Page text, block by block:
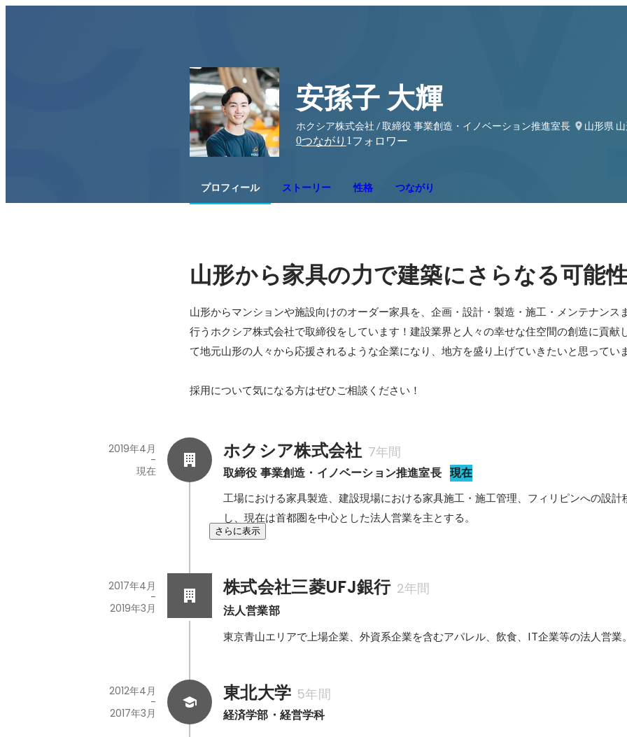
安孫子 大輝
ホクシア株式会社 / 取締役 事業創造・イノベーション推進室長
山形県
0つながり 1 フォロワー
プロフィール ストーリー 性格 つながり
山形から家具の力で建築にさらなる可能
山形からマンションや施設向けのオーダー家具を、企画・設計・製造・施工・メンテナンス
行うホクシア株式会社で取締役をしています！建設業界と人々の幸せな住空間の創造に貢献
て地元山形の人々から応援されるような企業になり、地方を盛り上げていきたいと思ってい
採用について気になる方はぜひご相談ください！
ホクシア株式会社 7年間
取締役 事業創造・イノベーション推進室長 現在
2019年4月
-
現在
工場における家具製造、建設現場における家具施工・施工管理、フィリピンへの設計
し、現在は首都圏を中心とした法人営業を主とする。
さらに表示
株式会社三菱UFJ銀行 2年間
法人営業部
2017年4月
-
2019年3月
東京⻘山エリアで上場企業、外資系企業を含むアパレル、飲食、IT企業等の法人営業
東北大学 5年間
経済学部・経営学科
2012年4月
-
2017年3月